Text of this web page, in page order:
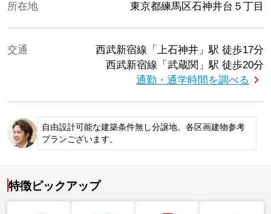
所在地 東京都練馬区石神井台５丁目
交通 西武新宿線「上石神井」駅 徒歩17分
西武新宿線「武蔵関」駅 徒歩20分
通勤・通学時間を調べる
自由設計可能な建築条件無し分譲地。各区画建物参考
プランございます。
特徴ピックアップ